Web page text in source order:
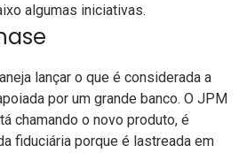
algumas iniciativas.
lançar o que é considerada a
por um grande banco. O JPM
chamando o novo produto, é
fiduciária porque é lastreada em